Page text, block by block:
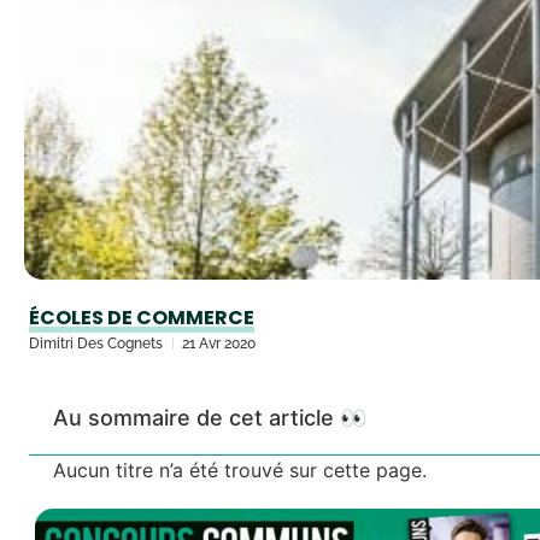
ÉCOLES DE COMMERCE
Dimitri Des Cognets 21 Avr 2020
Au sommaire de cet article 👀
Aucun titre n’a été trouvé sur cette page.